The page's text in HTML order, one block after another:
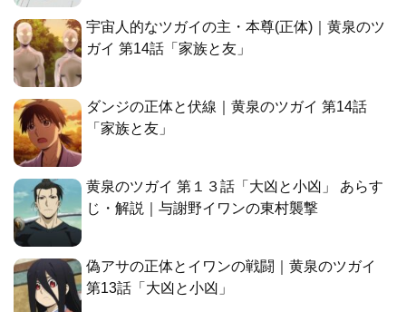
宇宙人的なツガイの主・本尊(正体)｜黄泉のツ
ガイ 第14話「家族と友」
ダンジの正体と伏線｜黄泉のツガイ 第14話
「家族と友」
黄泉のツガイ 第１３話「大凶と小凶」 あらす
じ・解説｜与謝野イワンの東村襲撃
偽アサの正体とイワンの戦闘｜黄泉のツガイ
第13話「大凶と小凶」